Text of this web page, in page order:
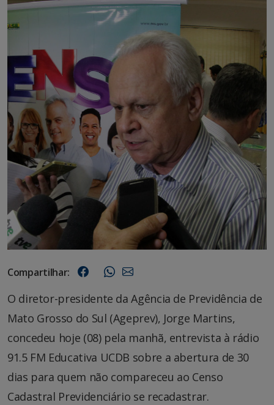
Compartilhar:
O diretor-presidente da Agência de Previdência de
Mato Grosso do Sul (Ageprev), Jorge Martins,
concedeu hoje (08) pela manhã, entrevista à rádio
91.5 FM Educativa UCDB sobre a abertura de 30
dias para quem não compareceu ao Censo
Cadastral Previdenciário se recadastrar.